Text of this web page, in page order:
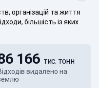
організацій та життя
більшість із яких
видалено на
166 тис. тонн